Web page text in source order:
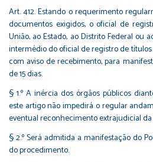
Art. 412. Estando o requerimento
documentos exigidos, o oficial de
União, ao Estado, ao Distrito Federal ou
intermédio do oficial de registro de
com aviso de recebimento, para
de 15 dias.
§ 1.º A inércia dos órgãos públicos
este artigo não impedirá o regular
eventual reconhecimento extrajudicial
§ 2.º Será admitida a manifestação do
do procedimento.